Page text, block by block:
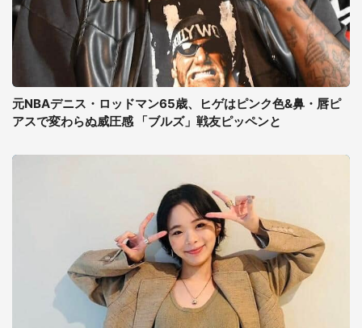
元NBAデニス・ロッドマン65歳、ヒゲはピンク色&鼻・唇ピ
アスで変わらぬ威圧感 「ブルズ」戦友ピッペンと